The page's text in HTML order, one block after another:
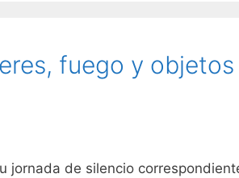
fuego y objetos
jornada de silencio